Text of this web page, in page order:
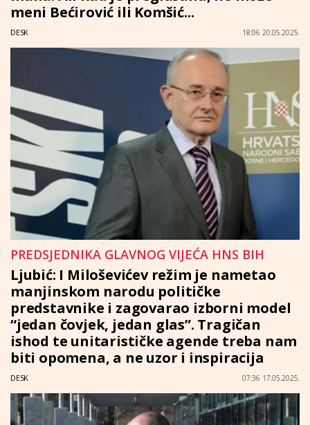
meni Bećirović ili Komšić...
DESK 18:06 20.05.2025.
PREDSJEDNIKA GLAVNOG VIJEĆA HNS BIH
Ljubić: I Miloševićev režim je nametao
manjinskom narodu političke
predstavnike i zagovarao izborni model
“jedan čovjek, jedan glas”. Tragičan
ishod te unitarističke agende treba nam
biti opomena, a ne uzor i inspiracija
DESK 07:36 17.05.2025.